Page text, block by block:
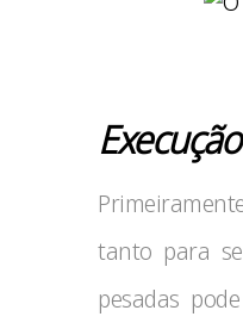
tanto para
pesadas